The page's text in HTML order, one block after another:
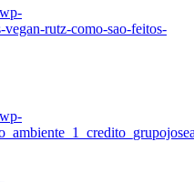
rutz-como-sao-feitos-